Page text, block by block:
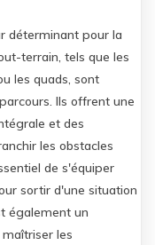
déterminant pour la
terrain, tels que les
les quads, sont
Ils offrent une
et des
les obstacles
de s'équiper
sortir d'une situation
également un
les